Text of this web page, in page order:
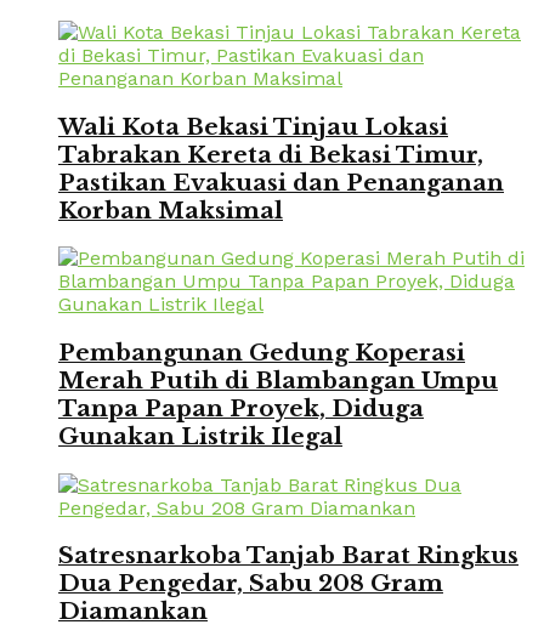
Wali Kota Bekasi Tinjau Lokasi
Tabrakan Kereta di Bekasi Timur,
Pastikan Evakuasi dan Penanganan
Korban Maksimal
Pembangunan Gedung Koperasi
Merah Putih di Blambangan Umpu
Tanpa Papan Proyek, Diduga
Gunakan Listrik Ilegal
Satresnarkoba Tanjab Barat Ringkus
Dua Pengedar, Sabu 208 Gram
Diamankan